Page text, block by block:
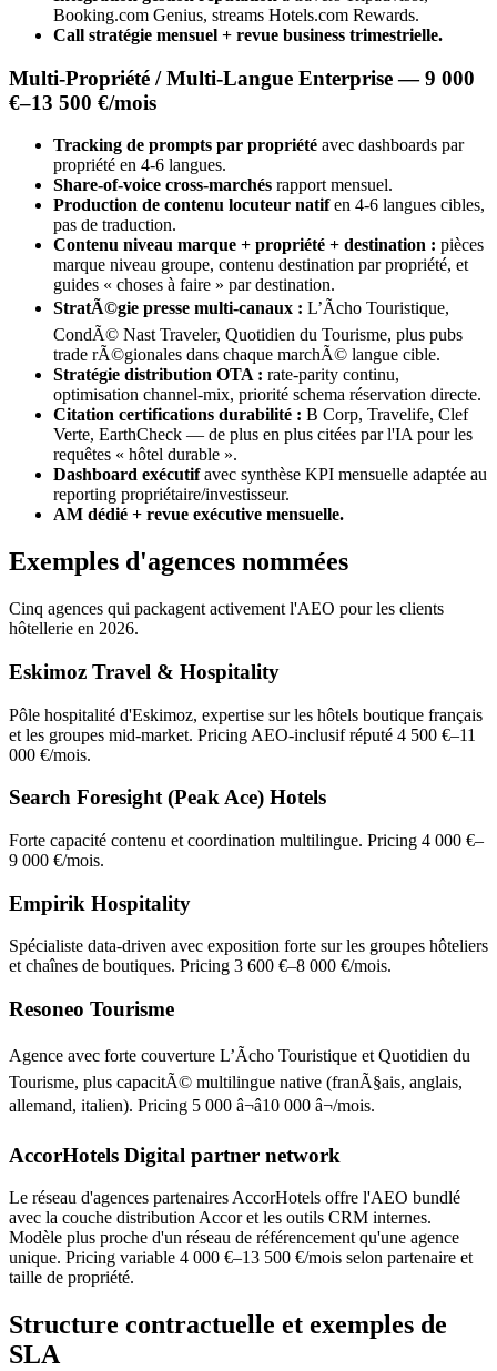
Booking.com Genius, streams Hotels.com Rewards.
Call stratégie mensuel + revue business trimestrielle.
Multi-Propriété / Multi-Langue Enterprise — 9 000
€–13 500 €/mois
Tracking de prompts par propriété avec dashboards par
propriété en 4-6 langues.
Share-of-voice cross-marchés rapport mensuel.
Production de contenu locuteur natifen 4-6 langues cibles,
pas de traduction.
Contenu niveau marque + propriété + destination : pièces
marque niveau groupe, contenu destination par propriété, et
guides « choses à faire » par destination.
StratÃ©gie presse multi-canaux : L’Ãcho Touristique,
CondÃ© Nast Traveler, Quotidien du Tourisme, plus pubs
trade rÃ©gionales dans chaque marchÃ© langue cible.
Stratégie distribution OTA : rate-parity continu,
optimisation channel-mix, priorité schema réservation directe.
Citation certifications durabilité : B Corp, Travelife, Clef
Verte, EarthCheck — de plus en plus citées par l'IA pour les
requêtes « hôtel durable ».
Dashboard exécutifavec synthèse KPI mensuelle adaptée au
reporting propriétaire/investisseur.
AM dédié + revue exécutive mensuelle.
Exemples d'agences nommées
Cinq agences qui packagent activement l'AEO pour les clients
hôtellerie en 2026.
Eskimoz Travel & Hospitality
Pôle hospitalité d'Eskimoz, expertise sur les hôtels boutique français
et les groupes mid-market. Pricing AEO-inclusif réputé 4 500 €–11
000 €/mois.
Search Foresight (Peak Ace) Hotels
Forte capacité contenu et coordination multilingue. Pricing 4 000 €–
9 000 €/mois.
Empirik Hospitality
Spécialiste data-driven avec exposition forte sur les groupes hôteliers
et chaînes de boutiques. Pricing 3 600 €–8 000 €/mois.
Resoneo Tourisme
Agence avec forte couverture L’Ãcho Touristique et Quotidien du
Tourisme, plus capacitÃ© multilingue native (franÃ§ais, anglais,
allemand, italien). Pricing 5 000 â¬â10 000 â¬/mois.
AccorHotels Digital partner network
Le réseau d'agences partenaires AccorHotels offre l'AEO bundlé
avec la couche distribution Accor et les outils CRM internes.
Modèle plus proche d'un réseau de référencement qu'une agence
unique. Pricing variable 4 000 €–13 500 €/mois selon partenaire et
taille de propriété.
Structure contractuelle et exemples de
SLA